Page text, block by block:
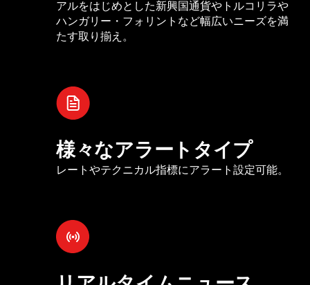
アルをはじめとした新興国通貨やトルコリラや
ハンガリー・フォリントなど幅広いニーズを満
たす取り揃え。
様々なアラートタイプ
レートやテクニカル指標にアラート設定可能。